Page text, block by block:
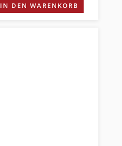
IN DEN WARENKORB